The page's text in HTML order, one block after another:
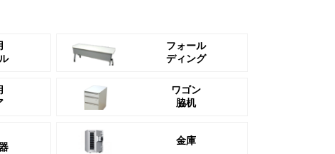
フォール
ディング
ワゴン
脇机
金庫